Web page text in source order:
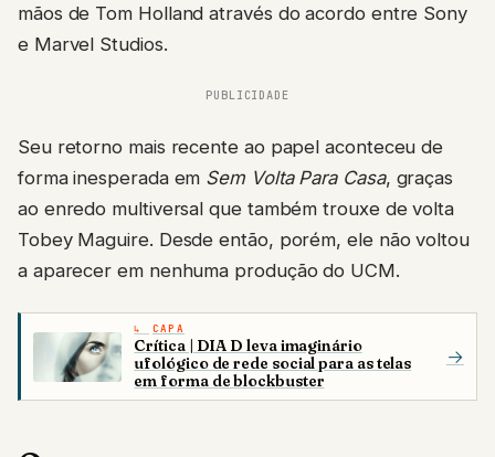
mãos de Tom Holland através do acordo entre Sony
e Marvel Studios.
PUBLICIDADE
Seu retorno mais recente ao papel aconteceu de
forma inesperada em Sem Volta Para Casa, graças
ao enredo multiversal que também trouxe de volta
Tobey Maguire. Desde então, porém, ele não voltou
a aparecer em nenhuma produção do UCM.
CAPA
Crítica | DIA D leva imaginário
ufológico de rede social para as telas
em forma de blockbuster
→